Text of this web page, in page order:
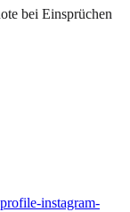
bei Einsprüchen
instagram-